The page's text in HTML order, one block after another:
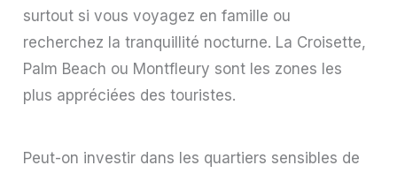
surtout si vous voyagez en famille ou
recherchez la tranquillité nocturne. La Croisette,
Palm Beach ou Montfleury sont les zones les
plus appréciées des touristes.
Peut-on investir dans les quartiers sensibles de